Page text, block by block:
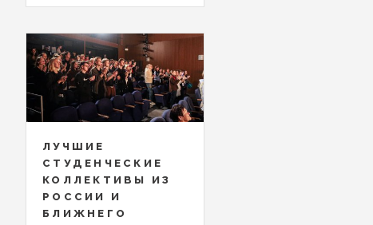
ЛУЧШИЕ
СТУДЕНЧЕСКИЕ
КОЛЛЕКТИВЫ ИЗ
РОССИИ И
БЛИЖНЕГО